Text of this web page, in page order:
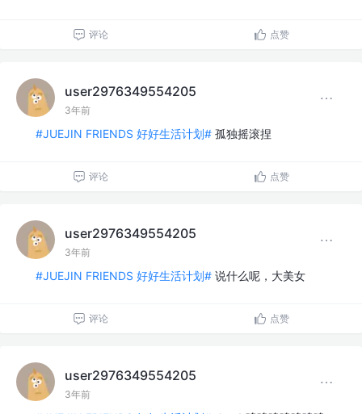
评论 点赞
user2976349554205
3年前
#JUEJIN FRIENDS 好好生活计划# 孤独摇滚捏
评论 点赞
user2976349554205
3年前
#JUEJIN FRIENDS 好好生活计划# 说什么呢，大美女
评论 点赞
user2976349554205
3年前